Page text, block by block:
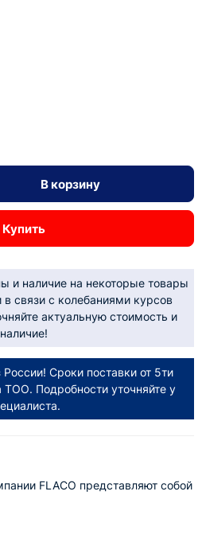
В корзину
Купить
и наличие на некоторые товары
связи с колебаниями курсов
актуальную стоимость и
наличие!
Сроки поставки от 5ти
ТОО. Подробности уточняйте у
FLACO представляют собой